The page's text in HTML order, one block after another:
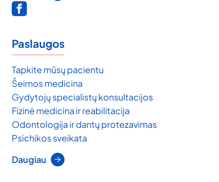
Paslaugos
Tapkite mūsų pacientu
Šeimos medicina
Gydytojų specialistų konsultacijos
Fizinė medicina ir reabilitacija
Odontologija ir dantų protezavimas
Psichikos sveikata
Daugiau